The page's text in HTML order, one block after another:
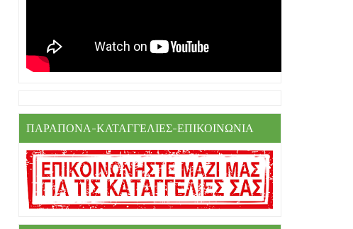
ΠΑΡΑΠΟΝΑ-ΚΑΤΑΓΓΕΛΙΕΣ-ΕΠΙΚΟΙΝΩΝΙΑ